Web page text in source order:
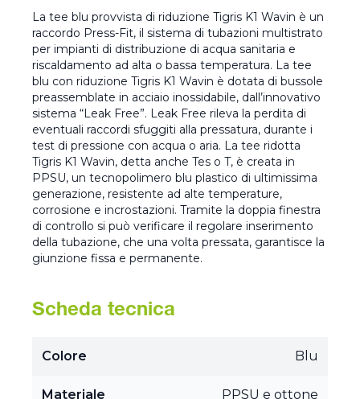
La tee blu provvista di riduzione Tigris K1 Wavin è un
raccordo Press-Fit, il sistema di tubazioni multistrato
per impianti di distribuzione di acqua sanitaria e
riscaldamento ad alta o bassa temperatura. La tee
blu con riduzione Tigris K1 Wavin è dotata di bussole
preassemblate in acciaio inossidabile, dall’innovativo
sistema “Leak Free”. Leak Free rileva la perdita di
eventuali raccordi sfuggiti alla pressatura, durante i
test di pressione con acqua o aria. La tee ridotta
Tigris K1 Wavin, detta anche Tes o T, è creata in
PPSU, un tecnopolimero blu plastico di ultimissima
generazione, resistente ad alte temperature,
corrosione e incrostazioni. Tramite la doppia finestra
di controllo si può verificare il regolare inserimento
della tubazione, che una volta pressata, garantisce la
giunzione fissa e permanente.
Scheda tecnica
Colore Blu
Materiale PPSU e ottone